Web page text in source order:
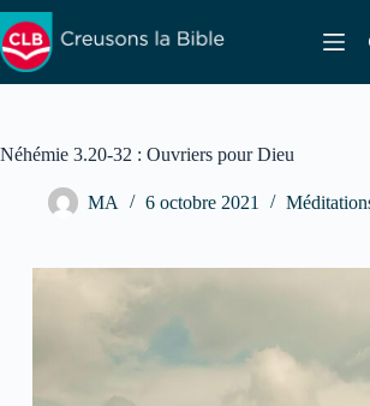
Passer
au
contenu
Néhémie 3.20-32 : Ouvriers pour Dieu
MA 6 octobre 2021